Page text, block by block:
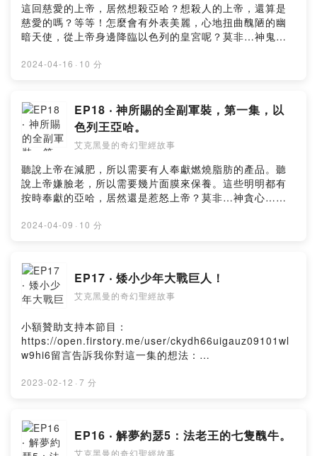
這回慈愛的上帝，居然想殺亞哈？想殺人的上帝，還算是
慈愛的嗎？等等！怎麼會有外表美麗，心地扭曲醜陋的幽
暗天使，從上帝身邊降臨以色列的皇宮呢？莫非…神鬼合
https://open.firstory.me/user/ckydh66uigauz09101wl
w9hi6/commentsPowered by Firstory Hosting
2024-04-16 · 10 分
EP18 ‧ 神所賜的全副軍裝，第一集，以
色列王亞哈。
艾克黑曼的奇幻聖經故事
聽說上帝在減肥，所以需要有人奉獻燃燒脂肪的產品。聽
說上帝嫌臉老，所以需要幾片面膜來保養。這些明明都有
按時奉獻的亞哈，居然還是惹怒上帝？莫非…神貪心…小
https://open.firstory.me/user/ckydh66uigauz09101wl
w9hi6/commentsPowered by Firstory Hosting
2024-04-09 · 10 分
EP17 ‧ 矮小少年大戰巨人！
艾克黑曼的奇幻聖經故事
小額贊助支持本節目：
https://open.firstory.me/user/ckydh66uigauz09101wl
w9hi6留言告訴我你對這一集的想法：
w9hi6/comments以色列人厭煩上帝，寧可選一位王來保
要滅亡，一名少年卻令眾人驚呆！Powered by Firstory
Hosting
2023-02-12 · 7 分
EP16 ‧ 解夢約瑟5：法老王的七隻醜牛。
艾克黑曼的奇幻聖經故事